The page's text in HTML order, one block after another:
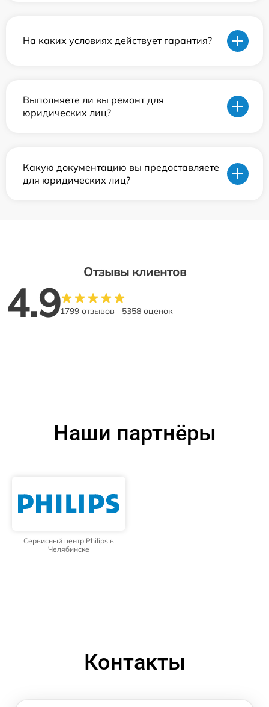
На каких условиях действует гарантия?
Выполняете ли вы ремонт для
юридических лиц?
Какую документацию вы предоставляете
для юридических лиц?
Отзывы клиентов
4.91799 отзывов 5358 оценок
Наши партнёры
Сервисный центр Philips в
Челябинске
Контакты